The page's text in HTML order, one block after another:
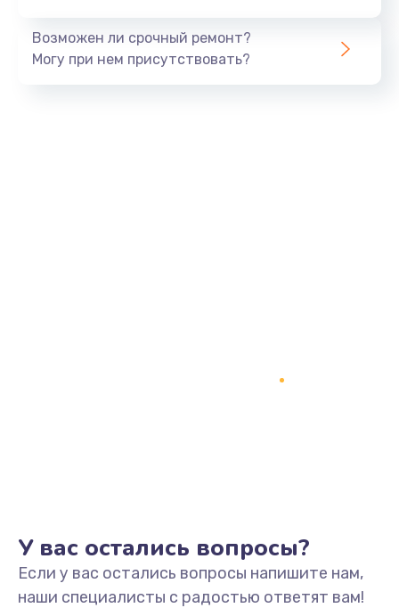
Тюнинг динамиков
Модернизация
2100 руб.
Возможен ли срочный ремонт?
Могу при нем присутствовать?
У вас остались вопросы?
Если у вас остались вопросы напишите нам,
наши специалисты с радостью ответят вам!